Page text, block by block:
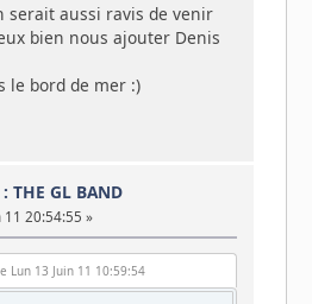
serait aussi ravis de venir
bien nous ajouter Denis
le bord de mer :)
: THE GL BAND
11 20:54:55 »
Lun 13 Juin 11 10:59:54